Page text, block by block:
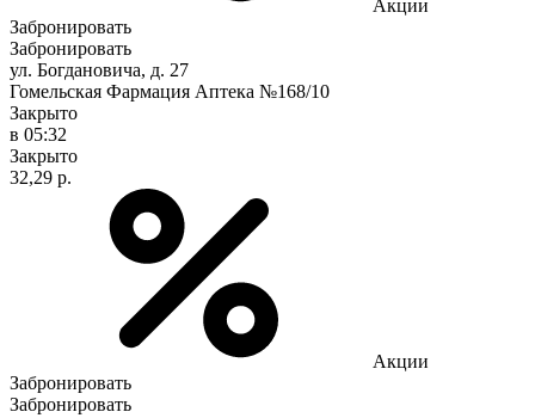
Акции
Забронировать
Забронировать
ул. Богдановича, д. 27
Гомельская Фармация Аптека №168/10
Закрыто
в 05:32
Закрыто
32,29 р.
Акции
Забронировать
Забронировать